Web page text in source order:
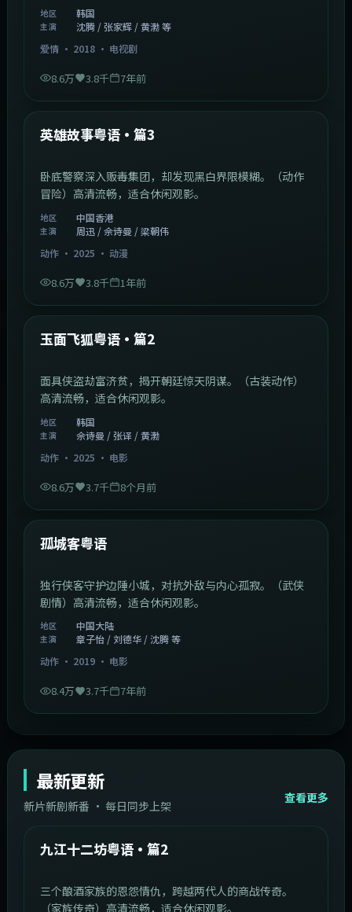
地区 韩国
主演
沈腾 / 张家辉 / 黄渤 等
爱情· 2018· 电视剧
8.6万 3.8千 7年前
热门
英雄故事粤语·篇3
卧底警察深入贩毒集团，却发现黑白界限模糊。（动作
冒险）高清流畅，适合休闲观影。
地区 中国香港
主演
周迅 / 佘诗曼 / 梁朝伟
动作· 2025 · 动漫
8.6万 3.8千 1年前
热门
玉面飞狐粤语·篇2
面具侠盗劫富济贫，揭开朝廷惊天阴谋。（古装动作）
高清流畅，适合休闲观影。
地区 韩国
主演
佘诗曼 / 张译 / 黄渤
动作· 2025 · 电影
8.6万 3.7千 8个月前
热门
孤城客粤语
独行侠客守护边陲小城，对抗外敌与内心孤寂。（武侠
剧情）高清流畅，适合休闲观影。
地区 中国大陆
主演
章子怡 / 刘德华 / 沈腾 等
动作· 2019· 电影
8.4万 3.7千 7年前
最新更新
新片新剧新番 · 每日同步上架
查看更多
最新
中国大陆 1:20:26
九江十二坊粤语·篇2
三个酿酒家族的恩怨情仇，跨越两代人的商战传奇。
（家族传奇）高清流畅，适合休闲观影。